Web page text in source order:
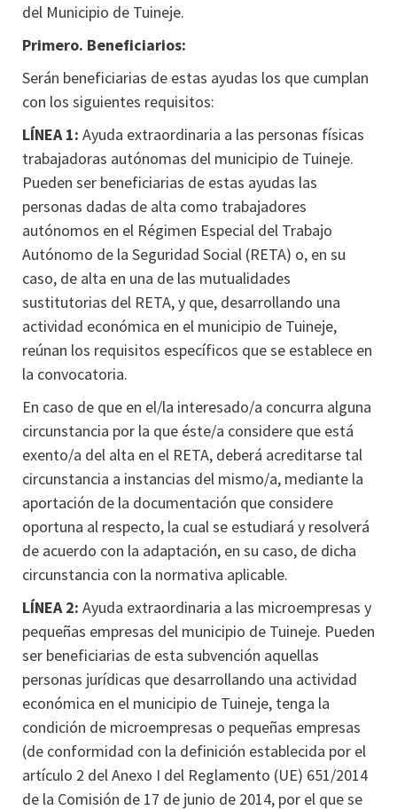
del Municipio de Tuineje.
Primero. Beneficiarios:
Serán beneficiarias de estas ayudas los que cumplan
con los siguientes requisitos:
LÍNEA 1: Ayuda extraordinaria a las personas físicas
trabajadoras autónomas del municipio de Tuineje.
Pueden ser beneficiarias de estas ayudas las
personas dadas de alta como trabajadores
autónomos en el Régimen Especial del Trabajo
Autónomo de la Seguridad Social (RETA) o, en su
caso, de alta en una de las mutualidades
sustitutorias del RETA, y que, desarrollando una
actividad económica en el municipio de Tuineje,
reúnan los requisitos específicos que se establece en
la convocatoria.
En caso de que en el/la interesado/a concurra alguna
circunstancia por la que éste/a considere que está
exento/a del alta en el RETA, deberá acreditarse tal
circunstancia a instancias del mismo/a, mediante la
aportación de la documentación que considere
oportuna al respecto, la cual se estudiará y resolverá
de acuerdo con la adaptación, en su caso, de dicha
circunstancia con la normativa aplicable.
LÍNEA 2: Ayuda extraordinaria a las microempresas y
pequeñas empresas del municipio de Tuineje. Pueden
ser beneficiarias de esta subvención aquellas
personas jurídicas que desarrollando una actividad
económica en el municipio de Tuineje, tenga la
condición de microempresas o pequeñas empresas
(de conformidad con la definición establecida por el
artículo 2 del Anexo I del Reglamento (UE) 651/2014
de la Comisión de 17 de junio de 2014, por el que se